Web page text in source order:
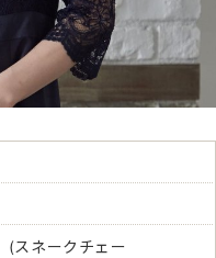
スネークチェー